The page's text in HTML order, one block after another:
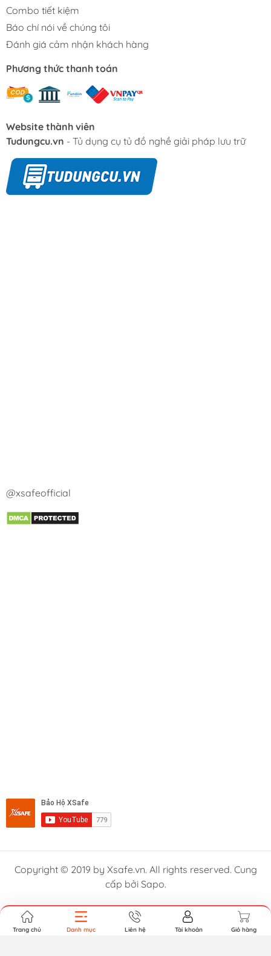
Combo tiết kiệm
Báo chí nói về chúng tôi
Đánh giá cảm nhận khách hàng
Phương thức thanh toán
Website thành viên
Tudungcu.vn - Tủ dụng cụ tủ đồ nghề giải pháp lưu trữ
@xsafeofficial
Copyright © 2019 by Xsafe.vn. All rights reserved. Cung
cấp bởi Sapo.
Trang chủ Danh mục Liên hệ Tài khoản Giỏ hàng